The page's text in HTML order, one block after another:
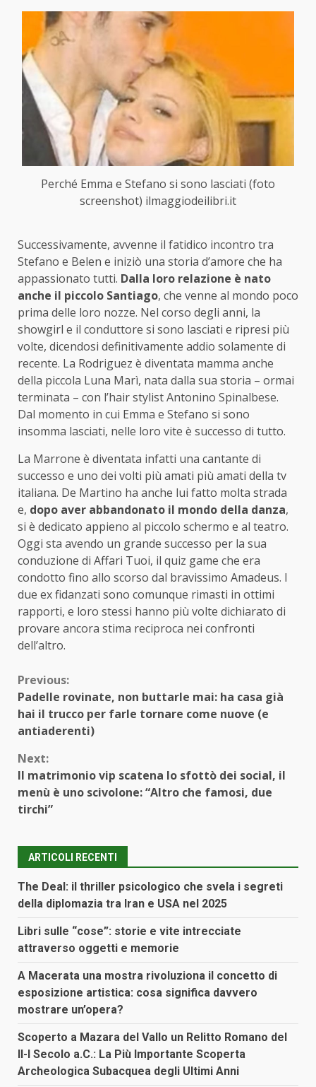
Perché Emma e Stefano si sono lasciati (foto
screenshot) ilmaggiodeilibri.it
Successivamente, avvenne il fatidico incontro tra
Stefano e Belen e iniziò una storia d’amore che ha
appassionato tutti. Dalla loro relazione è nato
anche il piccolo Santiago, che venne al mondo poco
prima delle loro nozze. Nel corso degli anni, la
showgirl e il conduttore si sono lasciati e ripresi più
volte, dicendosi definitivamente addio solamente di
recente. La Rodriguez è diventata mamma anche
della piccola Luna Marì, nata dalla sua storia – ormai
terminata – con l’hair stylist Antonino Spinalbese.
Dal momento in cui Emma e Stefano si sono
insomma lasciati, nelle loro vite è successo di tutto.
La Marrone è diventata infatti una cantante di
successo e uno dei volti più amati più amati della tv
italiana. De Martino ha anche lui fatto molta strada
e, dopo aver abbandonato il mondo della danza,
si è dedicato appieno al piccolo schermo e al teatro.
Oggi sta avendo un grande successo per la sua
conduzione di Affari Tuoi, il quiz game che era
condotto fino allo scorso dal bravissimo Amadeus. I
due ex fidanzati sono comunque rimasti in ottimi
rapporti, e loro stessi hanno più volte dichiarato di
provare ancora stima reciproca nei confronti
dell’altro.
Continue
Reading
Previous:
Padelle rovinate, non buttarle mai: ha casa già
hai il trucco per farle tornare come nuove (e
antiaderenti)
Next:
Il matrimonio vip scatena lo sfottò dei social, il
menù è uno scivolone: “Altro che famosi, due
tirchi”
ARTICOLI RECENTI
The Deal: il thriller psicologico che svela i segreti
della diplomazia tra Iran e USA nel 2025
Libri sulle “cose”: storie e vite intrecciate
attraverso oggetti e memorie
A Macerata una mostra rivoluziona il concetto di
esposizione artistica: cosa significa davvero
mostrare un’opera?
Scoperto a Mazara del Vallo un Relitto Romano del
II-I Secolo a.C.: La Più Importante Scoperta
Archeologica Subacquea degli Ultimi Anni